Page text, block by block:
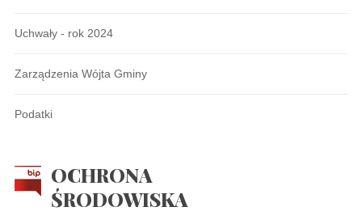
Uchwały - rok 2024
Zarządzenia Wójta Gminy
Podatki
OCHRONA
ŚRODOWISKA